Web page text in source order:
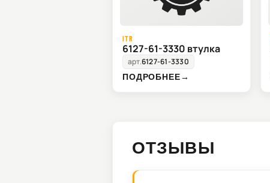
ITR
6127-61-3330 втулка
арт.6127-61-3330
ПОДРОБНЕЕ→
ОТЗЫВЫ